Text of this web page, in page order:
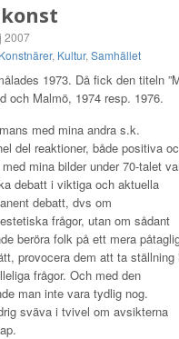
2007
Konstnärer, Kultur, Samhället
1973. Då fick den titeln
och Malmö, 1974 resp. 1976.
med mina andra s.k.
del reaktioner, både positiva
mina bilder under 70-talet
debatt i viktiga och aktuella
debatt, dvs om
frågor, utan om sådant
beröra folk på ett mera
provocera dem att ta ställning i
frågor. Och med den
man inte vara tydlig nog.
sväva i tvivel om avsikterna